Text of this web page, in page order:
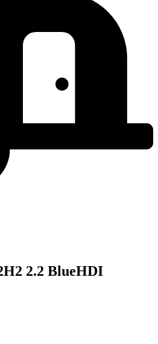
2.2 BlueHDI